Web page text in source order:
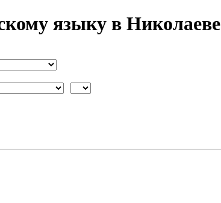
языку в Николаеве